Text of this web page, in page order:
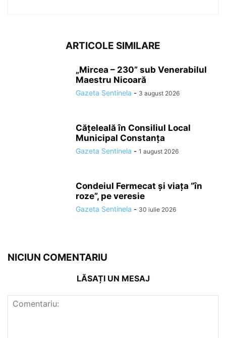
ARTICOLE SIMILARE
„Mircea – 230” sub Venerabilul
Maestru Nicoară
Gazeta Sentinela - 3 august 2026
Cățeleală în Consiliul Local
Municipal Constanța
Gazeta Sentinela - 1 august 2026
Condeiul Fermecat și viața “în
roze”, pe veresie
Gazeta Sentinela - 30 iulie 2026
NICIUN COMENTARIU
LĂSAȚI UN MESAJ